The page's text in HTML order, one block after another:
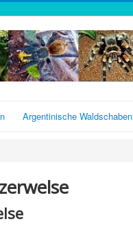
Argentinische Waldschaben